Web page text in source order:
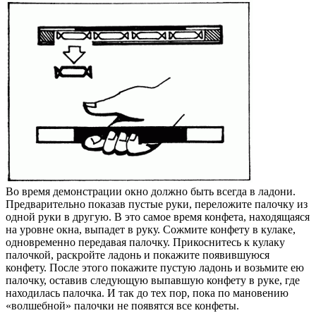
Во время демонстрации окно должно быть всегда в ладони.
Предварительно показав пустые руки, переложите палочку из
одной руки в другую. В это самое время конфета, находящаяся
на уровне окна, выпадет в руку. Сожмите конфету в кулаке,
одновременно передавая палочку. Прикоснитесь к кулаку
палочкой, раскройте ладонь и покажите появившуюся
конфету. После этого покажите пустую ладонь и возьмите ею
палочку, оставив следующую выпавшую конфету в руке, где
находилась палочка. И так до тех пор, пока по мановению
«волшебной» палочки не появятся все конфеты.